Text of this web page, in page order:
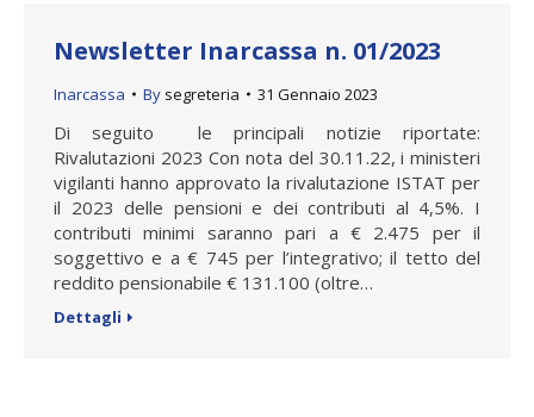
Newsletter Inarcassa n. 01/2023
Inarcassa By segreteria 31 Gennaio 2023
Di seguito le principali notizie riportate:
Rivalutazioni 2023 Con nota del 30.11.22, i ministeri
vigilanti hanno approvato la rivalutazione ISTAT per
il 2023 delle pensioni e dei contributi al 4,5%. I
contributi minimi saranno pari a € 2.475 per il
soggettivo e a € 745 per l’integrativo; il tetto del
reddito pensionabile € 131.100 (oltre…
Dettagli